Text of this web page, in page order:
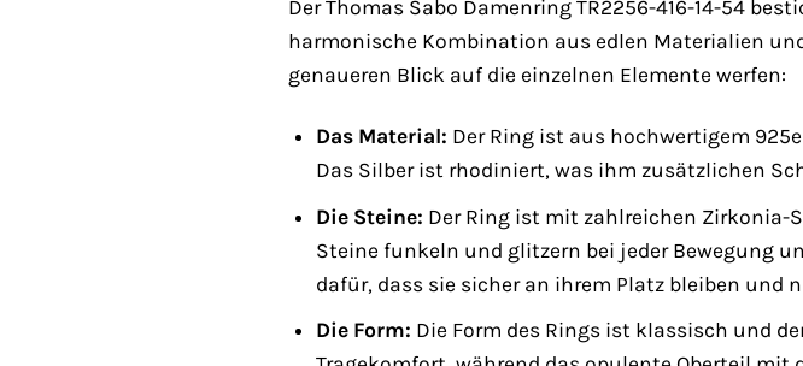
Der Thomas Sabo Damenring TR2256-416-14-54
harmonische Kombination aus edlen Materialien
genaueren Blick auf die einzelnen Elemente werfen:
Das Material: Der Ring ist aus hochwertigem
Das Silber ist rhodiniert, was ihm zusätzlichen
Die Steine: Der Ring ist mit zahlreichen Zirkonia-
Steine funkeln und glitzern bei jeder Bewegung
dafür, dass sie sicher an ihrem Platz bleiben und
Die Form: Die Form des Rings ist klassisch und